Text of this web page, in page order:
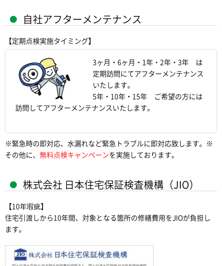
自社アフターメンテナンス
【定期点検実施タイミング】
3ヶ月・6ヶ月・1年・2年・3年 は
定期訪問にてアフターメンテナンス
いたします。
5年・10年・15年 ご希望の方には
訪問してアフターメンテナンスいたします。
※緊急時の即対応、水漏れなど緊急トラブルに即対応致します。※
その他に、 無料点検キャンペーンを実施しております。
株式会社 日本住宅保証検査機構（JIO）
【10年瑕疵】
住宅引渡しから10年間、対象となる箇所の修繕費用をJIOが負担し
ます。